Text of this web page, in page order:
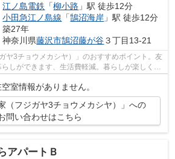
江ノ島電鉄 「柳小路 」駅 徒歩12分
小田急江ノ島線 「鵠沼海岸 」駅 徒歩12分
築27年
神奈川県藤沢市鵠沼藤が谷３丁目13-21
ヤ3チョウメカシヤ）」のおすすめポイント。友
しができます、生活費軽減。暮らしが楽しくな
室情報がありません。
（フジガヤ3チョウメカシヤ）」への
問い合わせはこちら
アパートＢ